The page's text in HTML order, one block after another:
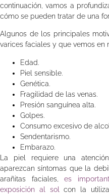
continuación, vamos a
cómo se pueden tratar de una
Algunos de los principales
varices faciales y que vemos en
Edad.
Piel sensible.
Genética.
Fragilidad de las venas.
Presión sanguínea alta.
Golpes.
Consumo excesivo de
Sendentarismo.
Embarazo.
La piel requiere una
aparezcan síntomas que la
arañitas faciales,es
exposición al sol
con la